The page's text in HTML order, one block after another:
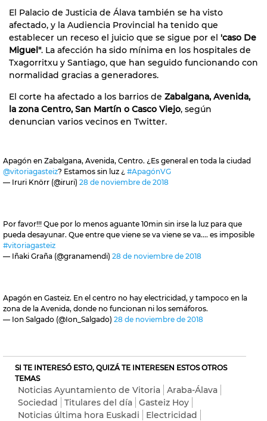
El Palacio de Justicia de Álava también se ha visto
afectado, y la Audiencia Provincial ha tenido que
establecer un receso el juicio que se sigue por el 'caso De
Miguel". La afección ha sido mínima en los hospitales de
Txagorritxu y Santiago, que han seguido funcionando con
normalidad gracias a generadores.
El corte ha afectado a los barrios de Zabalgana, Avenida,
la zona Centro, San Martín o Casco Viejo, según
denuncian varios vecinos en Twitter.
Apagón en Zabalgana, Avenida, Centro. ¿Es general en toda la ciudad
@vitoriagasteiz? Estamos sin luz ¿ #ApagónVG
— Iruri Knörr (@iruri) 28 de noviembre de 2018
Por favor!!! Que por lo menos aguante 10min sin irse la luz para que
pueda desayunar. Que entre que viene se va viene se va.... es imposible
#vitoriagasteiz
— Iñaki Graña (@granamendi) 28 de noviembre de 2018
Apagón en Gasteiz. En el centro no hay electricidad, y tampoco en la
zona de la Avenida, donde no funcionan ni los semáforos.
— Ion Salgado (@Ion_Salgado) 28 de noviembre de 2018
SI TE INTERESÓ ESTO, QUIZÁ TE INTERESEN ESTOS OTROS
TEMAS
Noticias Ayuntamiento de Vitoria
Araba-Álava
Sociedad
Titulares del día
Gasteiz Hoy
Noticias última hora Euskadi
Electricidad